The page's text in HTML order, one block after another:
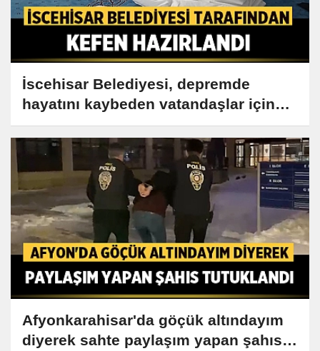
İscehisar Belediyesi, depremde
hayatını kaybeden vatandaşlar için
kefen hazırladı
Afyonkarahisar'da göçük altındayım
diyerek sahte paylaşım yapan şahıs